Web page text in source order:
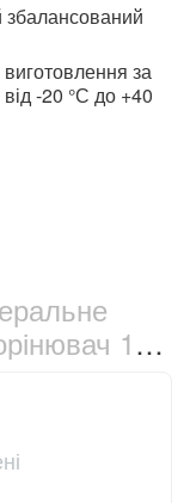
за
-20 °С до +40
100